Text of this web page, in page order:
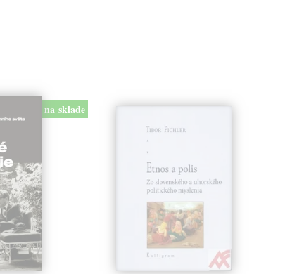
na sklade